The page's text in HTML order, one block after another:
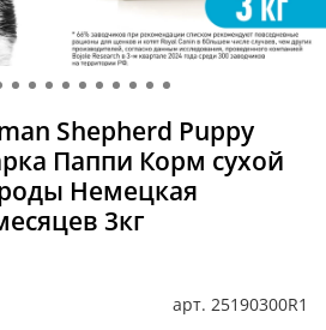
арт. 25190300R1
Shepherd Puppy
Паппи Корм сухой
Немецкая
3кг